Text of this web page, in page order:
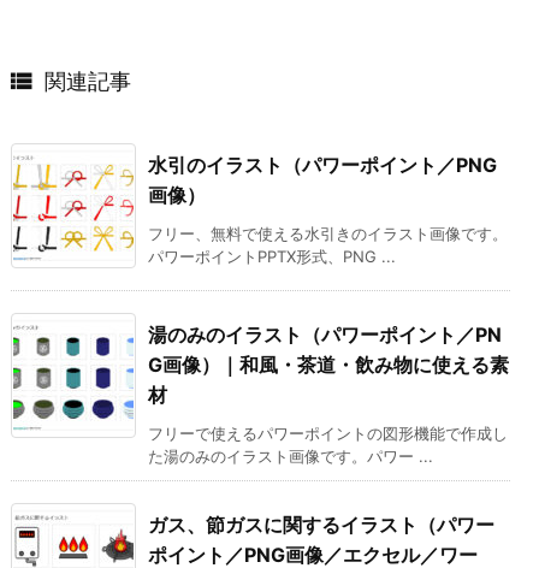
 関連記事
水引のイラスト（パワーポイント／PNG
画像）
フリー、無料で使える水引きのイラスト画像です。
パワーポイントPPTX形式、PNG ...
湯のみのイラスト（パワーポイント／PN
G画像）｜和風・茶道・飲み物に使える素
材
フリーで使えるパワーポイントの図形機能で作成し
た湯のみのイラスト画像です。パワー ...
ガス、節ガスに関するイラスト（パワー
ポイント／PNG画像／エクセル／ワー